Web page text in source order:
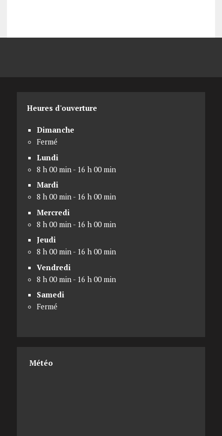
Heures d'ouverture
Dimanche
Fermé
Lundi
8 h 00 min - 16 h 00 min
Mardi
8 h 00 min - 16 h 00 min
Mercredi
8 h 00 min - 16 h 00 min
Jeudi
8 h 00 min - 16 h 00 min
Vendredi
8 h 00 min - 16 h 00 min
Samedi
Fermé
Météo